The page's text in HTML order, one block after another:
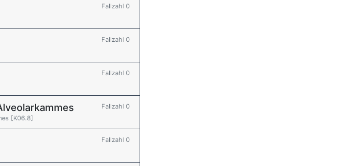
Fallzahl 0
Fallzahl 0
Fallzahl 0
Fallzahl 0
[K06.8]
Fallzahl 0